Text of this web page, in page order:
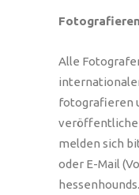
Fotografieren
Alle
fotografieren
melden sich
oder E-Mail